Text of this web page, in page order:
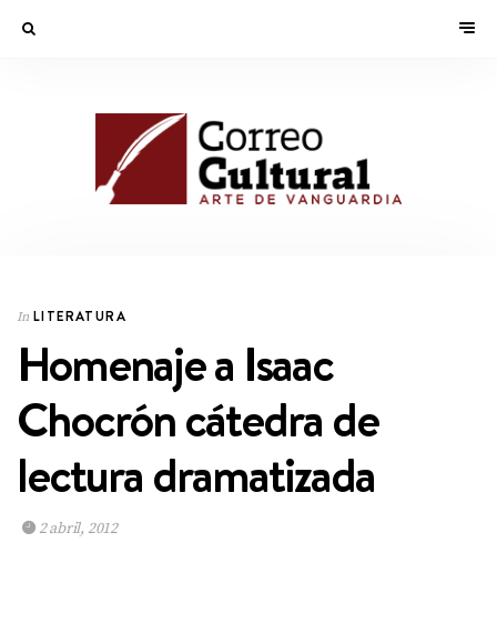
In LITERATURA
Homenaje a Isaac
Chocrón cátedra de
lectura dramatizada
2 abril, 2012